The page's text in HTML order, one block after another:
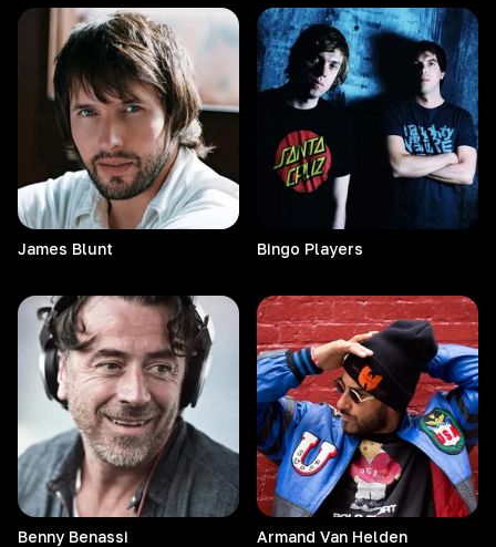
James Blunt Bingo Players
Benny Benassi Armand Van Helden